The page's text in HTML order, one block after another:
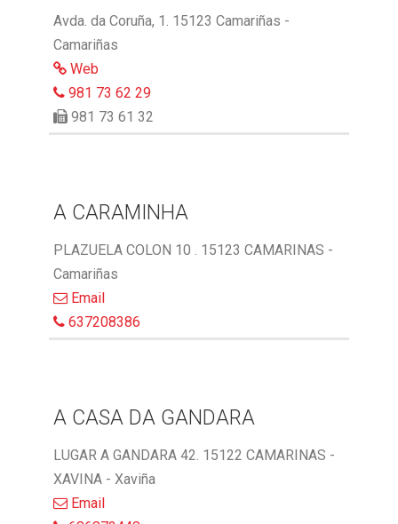
Avda. da Coruña, 1. 15123 Camariñas -
Camariñas
Web
981 73 62 29
981 73 61 32
A CARAMINHA
PLAZUELA COLON 10 . 15123 CAMARINAS -
Camariñas
Email
637208386
A CASA DA GANDARA
LUGAR A GANDARA 42. 15122 CAMARINAS -
XAVINA - Xaviña
Email